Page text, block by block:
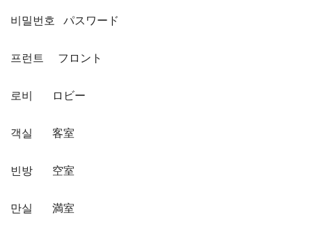
비밀번호 パスワード
프런트 フロント
로비 ロビー
객실 客室
빈방 空室
만실 満室